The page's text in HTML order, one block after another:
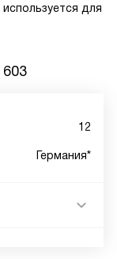
для
12
Германия*